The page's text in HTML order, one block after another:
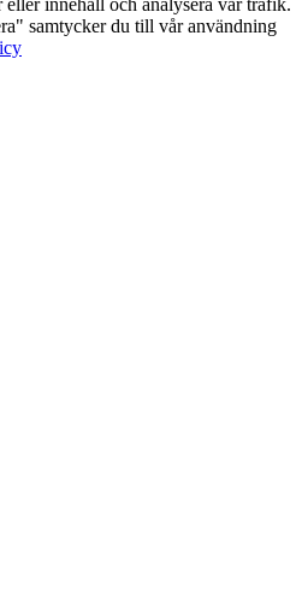
eller innehåll och analysera vår trafik.
samtycker du till vår användning